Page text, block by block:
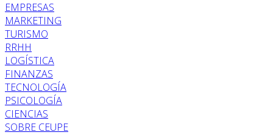
EMPRESAS
MARKETING
TURISMO
RRHH
LOGÍSTICA
FINANZAS
TECNOLOGÍA
PSICOLOGÍA
CIENCIAS
SOBRE CEUPE